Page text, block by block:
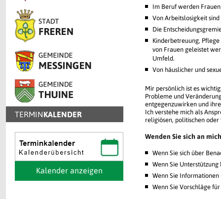
TERMINKALENDER
Kalender anzeigen
Im Beruf werden
Von Arbeitslosigkeit
Die
Kinderbetreuung,
von Frauen geleistet
Umfeld.
Von häuslicher und
Mir persönlich ist es
Probleme und
entgegenzuwirken und
Ich verstehe mich als
religiösen, politischen
Wenden Sie sich an mich
Wenn Sie sich über
Wenn Sie
Wenn Sie
Wenn Sie Vorschläge